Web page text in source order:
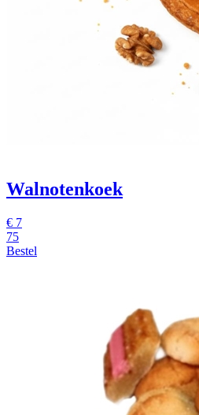
Walnotenkoek
€ 7
75
Bestel